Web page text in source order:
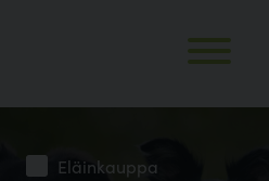
Eläinkauppa